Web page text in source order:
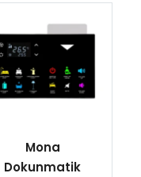
Mona
Dokunmatik